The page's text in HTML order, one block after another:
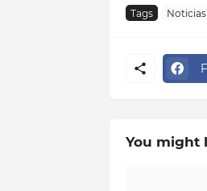
Tags
You might